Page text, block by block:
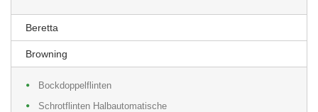
Beretta
Browning
Bockdoppelflinten
Schrotflinten Halbautomatische